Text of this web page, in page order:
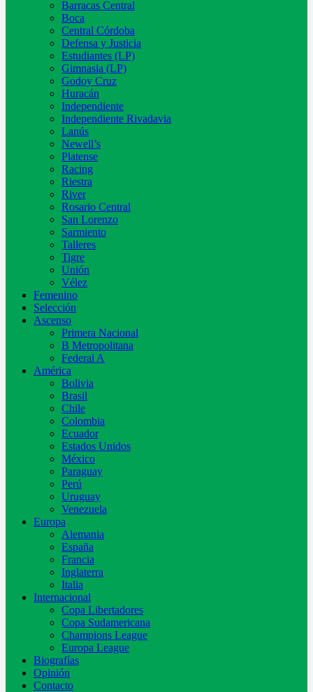
Barracas Central
Boca
Central Córdoba
Defensa y Justicia
Estudiantes (LP)
Gimnasia (LP)
Godoy Cruz
Huracán
Independiente
Independiente Rivadavia
Lanús
Newell’s
Platense
Racing
Riestra
River
Rosario Central
San Lorenzo
Sarmiento
Talleres
Tigre
Unión
Vélez
Femenino
Selección
Ascenso
Primera Nacional
B Metropolitana
Federal A
América
Bolivia
Brasil
Chile
Colombia
Ecuador
Estados Unidos
México
Paraguay
Perú
Uruguay
Venezuela
Europa
Alemania
España
Francia
Inglaterra
Italia
Internacional
Copa Libertadores
Copa Sudamericana
Champions League
Europa League
Biografías
Opinión
Contacto